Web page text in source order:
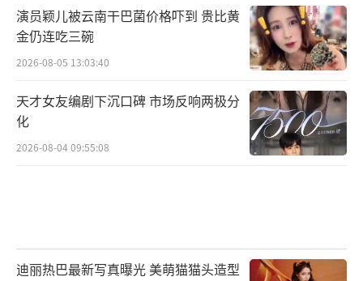
演员颖儿被云南干巴菌价格吓到 贵比黄
金仍连吃三碗
2026-08-05 13:03:40
天才女友编剧下沉口碑 市场反响两极分
化
2026-08-04 09:55:08
迪丽热巴最新写真曝光 美萌猫猫头造型